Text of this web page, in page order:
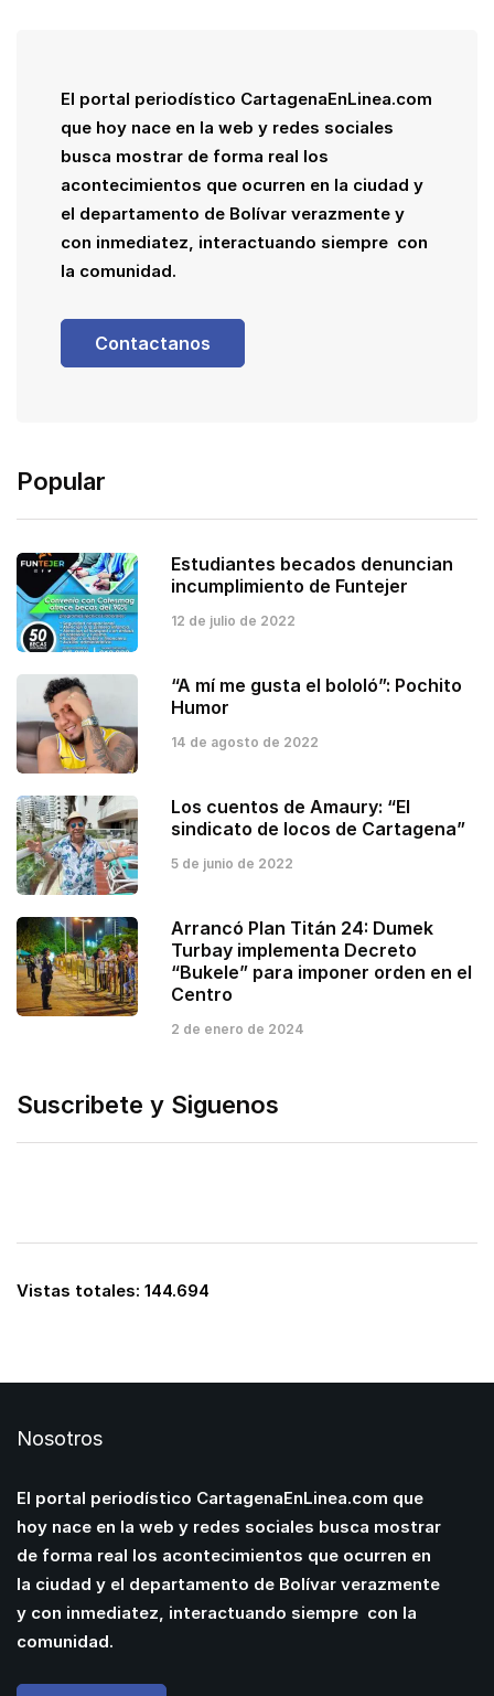
El portal periodístico CartagenaEnLinea.com
que hoy nace en la web y redes sociales
busca mostrar de forma real los
acontecimientos que ocurren en la ciudad y
el departamento de Bolívar verazmente y
con inmediatez, interactuando siempre con
la comunidad.
Contactanos
Popular
Estudiantes becados denuncian
incumplimiento de Funtejer
12 de julio de 2022
“A mí me gusta el bololó”: Pochito
Humor
14 de agosto de 2022
Los cuentos de Amaury: “El
sindicato de locos de Cartagena”
5 de junio de 2022
Arrancó Plan Titán 24: Dumek
Turbay implementa Decreto
“Bukele” para imponer orden en el
Centro
2 de enero de 2024
Suscribete y Siguenos
Vistas totales: 144.694
Nosotros
El portal periodístico CartagenaEnLinea.com que
hoy nace en la web y redes sociales busca mostrar
de forma real los acontecimientos que ocurren en
la ciudad y el departamento de Bolívar verazmente
y con inmediatez, interactuando siempre con la
comunidad.